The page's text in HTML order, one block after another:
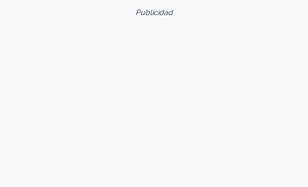
Publicidad